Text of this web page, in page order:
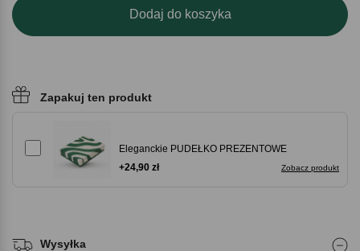
Dodaj do koszyka
Zapakuj ten produkt
Eleganckie PUDEŁKO PREZENTOWE
Zobacz produkt
+24,90 zł
Wysyłka